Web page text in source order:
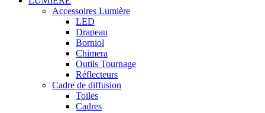
Accessoires Lumière
LED
Drapeau
Borniol
Chimera
Outils Tournage
Réflecteurs
Cadre de diffusion
Toiles
Cadres